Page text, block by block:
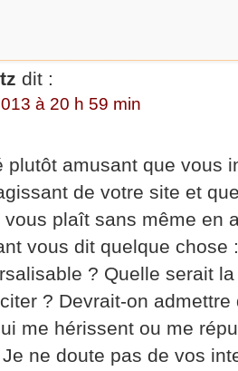
dit :
à 20 h 59 min
plutôt amusant que vous
de votre site et
plaît sans même en
vous dit quelque
? Quelle serait
? Devrait-on admettre
me hérissent ou me
ne doute pas de vos